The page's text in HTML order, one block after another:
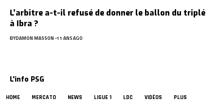
L’arbitre a-t-il refusé de donner le ballon du triplé
à Ibra ?
BYDAMON MASSON 11 ANS AGO
L'info PSG
HOME MERCATO NEWS LIGUE 1 LDC VIDÉOS PLUS